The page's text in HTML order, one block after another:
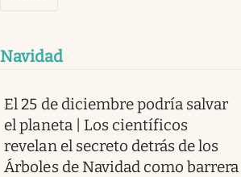
Navidad
El 25 de diciembre podría salvar
el planeta | Los científicos
revelan el secreto detrás de los
Árboles de Navidad como barrera